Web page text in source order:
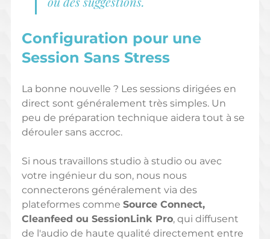
Configuration pour une
Session Sans Stress
La bonne nouvelle ? Les sessions dirigées en
direct sont généralement très simples. Un
peu de préparation technique aidera tout à se
dérouler sans accroc.
Si nous travaillons studio à studio ou avec
votre ingénieur du son, nous nous
connecterons généralement via des
plateformes comme Source Connect,
Cleanfeed ou SessionLink Pro, qui diffusent
de l'audio de haute qualité directement entre